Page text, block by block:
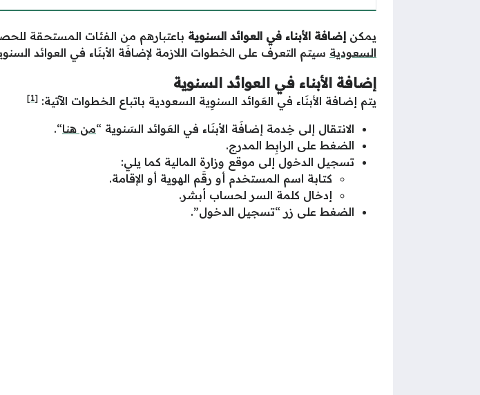
يمكن إضافة الأبناء في العوائد السنوية باعتبارهم من الفئات المستحقة
السعودية سيتم التعرف على الخطوات اللازمة لإضافَة الأبنَاء في العوائد
إضافة الأبناء في العوائد السنوية
يتم إضافة الأبنَاء في العَوائد السنوِية السعودية باتباع الخطوات الآتية: [1]
الانتقال إلى خِدمة إضافَة الأبنَاء في العَوائد السَنوية “من هنا“.
الضغط على الرابِط المدرج.
تسجيل الدخول إلى موقع وزارة المالية كما يلي:
كتابة اسم المستخدم أو رقَم الهوية أو الإقامة.
إدخال كلمة السر لحساب أبشر.
الضغط على زر “تسجيل الدخول”.